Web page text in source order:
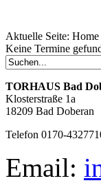
Aktuelle Seite: Home
Keine Termine
TORHAUS Bad
Klosterstraße 1a
18209 Bad Doberan
Telefon 0170-
Email: